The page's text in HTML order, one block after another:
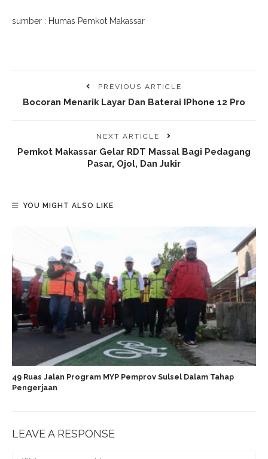
sumber : Humas Pemkot Makassar
PREVIOUS ARTICLE
Bocoran Menarik Layar Dan Baterai IPhone 12 Pro
NEXT ARTICLE
Pemkot Makassar Gelar RDT Massal Bagi Pedagang
Pasar, Ojol, Dan Jukir
YOU MIGHT ALSO LIKE
49 Ruas Jalan Program MYP Pemprov Sulsel Dalam Tahap
Pengerjaan
LEAVE A RESPONSE